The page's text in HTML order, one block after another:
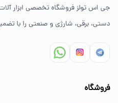
مشاوره تخصصی خرید ابزار
جی اس تولز فروشگاه تخصصی ابزار
دستی، برقی، شارژی و صنعتی را با
فروشگاه